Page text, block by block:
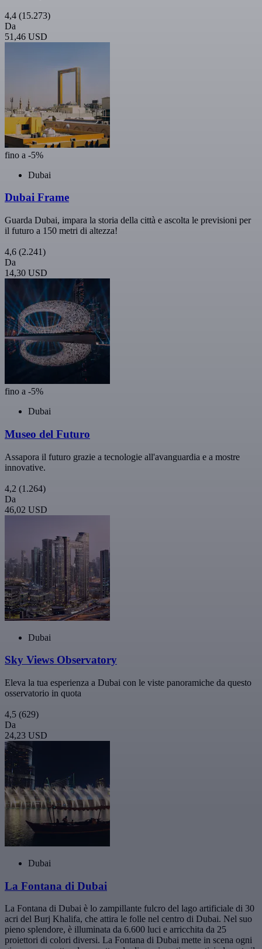
4,4 (15.273)
Da
51,46 USD
fino a -5%
Dubai
Dubai Frame
Guarda Dubai, impara la storia della città e ascolta le previsioni per
il futuro a 150 metri di altezza!
4,6 (2.241)
Da
14,30 USD
fino a -5%
Dubai
Museo del Futuro
Assapora il futuro grazie a tecnologie all'avanguardia e a mostre
innovative.
4,2 (1.264)
Da
46,02 USD
Dubai
Sky Views Observatory
Eleva la tua esperienza a Dubai con le viste panoramiche da questo
osservatorio in quota
4,5 (629)
Da
24,23 USD
Dubai
La Fontana di Dubai
La Fontana di Dubai è lo zampillante fulcro del lago artificiale di 30
acri del Burj Khalifa, che attira le folle nel centro di Dubai. Nel suo
pieno splendore, è illuminata da 6.600 luci e arricchita da 25
proiettori di colori diversi. La Fontana di Dubai mette in scena ogni